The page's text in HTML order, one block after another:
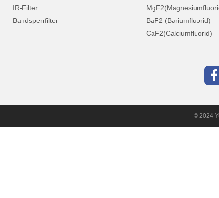
IR-Filter
Bandsperrfilter
BaF2 (Bariumfluorid)
CaF2(Calciumfluorid)
© 2024